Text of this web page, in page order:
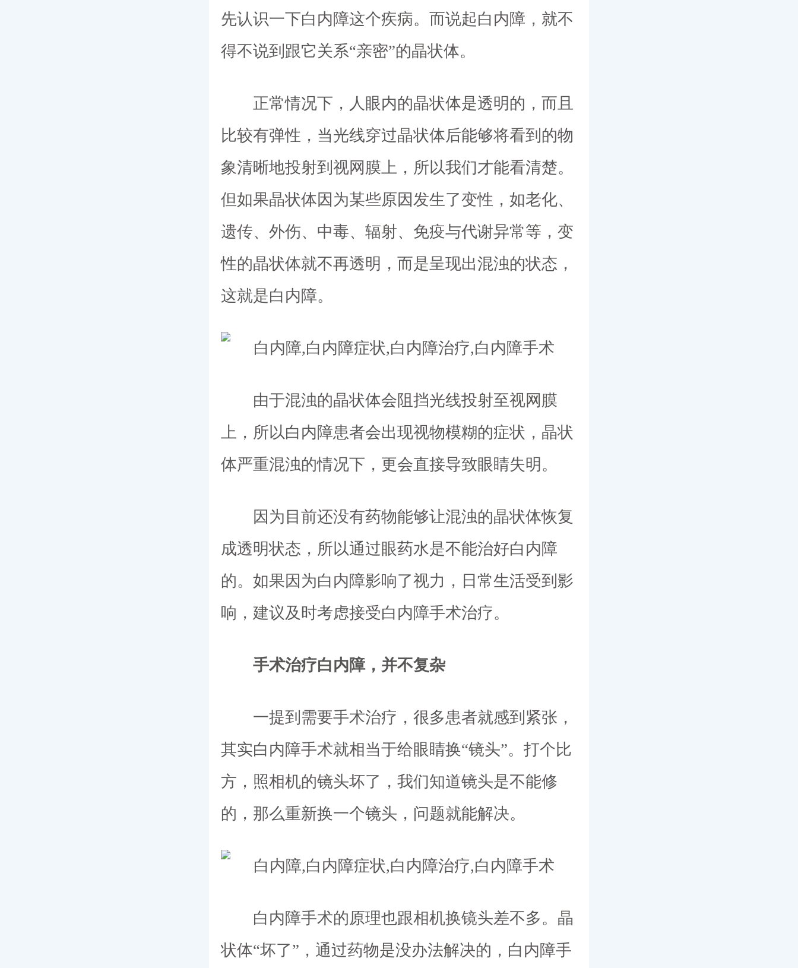
先认识一下白内障这个疾病。而说起白内障，就不
得不说到跟它关系“亲密”的晶状体。
正常情况下，人眼内的晶状体是透明的，而且
比较有弹性，当光线穿过晶状体后能够将看到的物
象清晰地投射到视网膜上，所以我们才能看清楚。
但如果晶状体因为某些原因发生了变性，如老化、
遗传、外伤、中毒、辐射、免疫与代谢异常等，变
性的晶状体就不再透明，而是呈现出混浊的状态，
这就是白内障。
由于混浊的晶状体会阻挡光线投射至视网膜
上，所以白内障患者会出现视物模糊的症状，晶状
体严重混浊的情况下，更会直接导致眼睛失明。
因为目前还没有药物能够让混浊的晶状体恢复
成透明状态，所以通过眼药水是不能治好白内障
的。如果因为白内障影响了视力，日常生活受到影
响，建议及时考虑接受白内障手术治疗。
手术治疗白内障，并不复杂
一提到需要手术治疗，很多患者就感到紧张，
其实白内障手术就相当于给眼睛换“镜头”。打个比
方，照相机的镜头坏了，我们知道镜头是不能修
的，那么重新换一个镜头，问题就能解决。
白内障手术的原理也跟相机换镜头差不多。晶
状体“坏了”，通过药物是没办法解决的，白内障手